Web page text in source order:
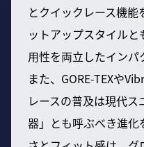
とクイックレース機
ットアップスタイル
用性を両立したインパ
また、GORE-TEXや
レースの普及は現代
器」とも呼ぶべき進